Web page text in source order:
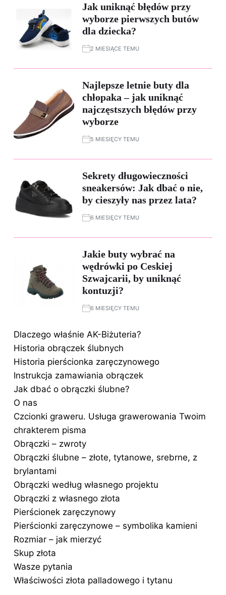
Jak uniknąć błędów przy
wyborze pierwszych butów
dla dziecka?
2 MIESIĄCE TEMU
Najlepsze letnie buty dla
chłopaka – jak uniknąć
najczęstszych błędów przy
wyborze
5 MIESIĘCY TEMU
Sekrety długowieczności
sneakersów: Jak dbać o nie,
by cieszyły nas przez lata?
6 MIESIĘCY TEMU
Jakie buty wybrać na
wędrówki po Ceskiej
Szwajcarii, by uniknąć
kontuzji?
6 MIESIĘCY TEMU
Dlaczego właśnie AK-Biżuteria?
Historia obrączek ślubnych
Historia pierścionka zaręczynowego
Instrukcja zamawiania obrączek
Jak dbać o obrączki ślubne?
O nas
Czcionki graweru. Usługa grawerowania Twoim
chrakterem pisma
Obrączki – zwroty
Obrączki ślubne – złote, tytanowe, srebrne, z
brylantami
Obrączki według własnego projektu
Obrączki z własnego złota
Pierścionek zaręczynowy
Pierścionki zaręczynowe – symbolika kamieni
Rozmiar – jak mierzyć
Skup złota
Wasze pytania
Właściwości złota palladowego i tytanu